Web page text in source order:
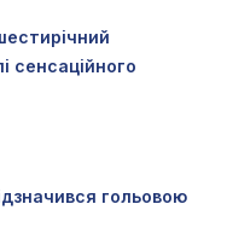
сенсаційного
гольовою